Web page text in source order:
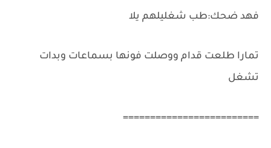
فهد ضحك:طب شغليلهم يلا
تمارا طلعت قدام ووصلت فونها بسماعات وبدات
تشغل
=========================